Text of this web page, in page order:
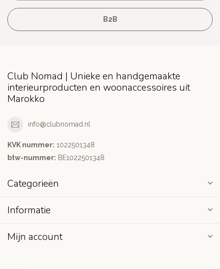
B2B
Club Nomad | Unieke en handgemaakte
interieurproducten en woonaccessoires uit
Marokko
info@clubnomad.nl
KVK nummer: 1022501348
btw-nummer: BE1022501348
Categorieën
Informatie
Mijn account